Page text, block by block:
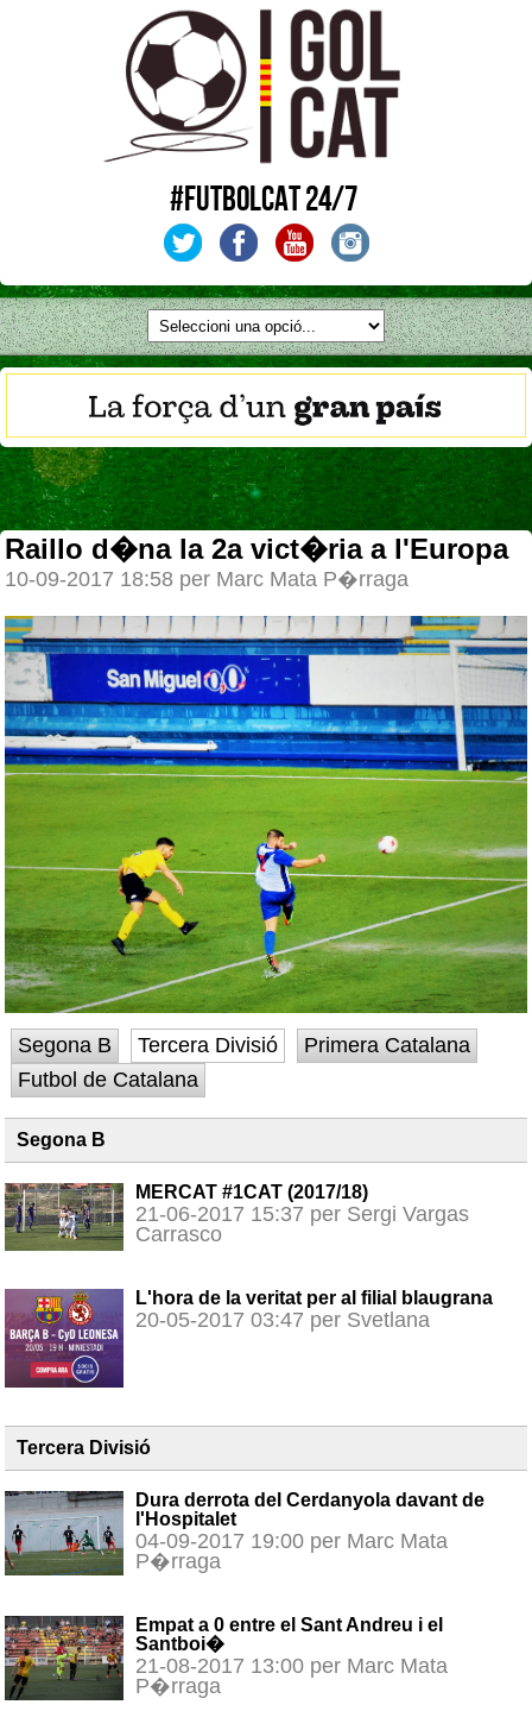
#FUTBOLCAT 24/7
Raillo d�na la 2a vict�ria a l'Europa
10-09-2017 18:58 per Marc Mata P�rraga
Segona B Tercera Divisió
Primera Catalana
Futbol de Catalana
Segona B
MERCAT #1CAT (2017/18)
21-06-2017 15:37 per Sergi Vargas
Carrasco
L'hora de la veritat per al filial blaugrana
20-05-2017 03:47 per Svetlana
Tercera Divisió
Dura derrota del Cerdanyola davant de
l'Hospitalet
04-09-2017 19:00 per Marc Mata
P�rraga
Empat a 0 entre el Sant Andreu i el
Santboi�
21-08-2017 13:00 per Marc Mata
P�rraga